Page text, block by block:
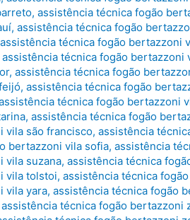
, assistência técnica fogão
, assistência técnica fogão
assistência técnica fogão bertazzoni
assistência técnica fogão bertazzoni
, assistência técnica fogão
, assistência técnica fogão
técnica fogão bertazzoni
, assistência técnica fogão
vila são francisco, assistência
bertazzoni vila sofia, assistência
vila suzana, assistência técnica
vila tolstoi, assistência técnica
vila yara, assistência técnica fogão
assistência técnica fogão bertazzoni